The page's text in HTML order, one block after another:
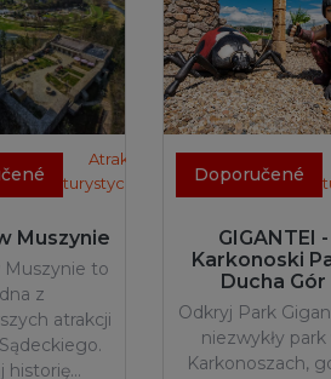
Atrakcje
turystyczne
Muszynie
to
z
atrakcji
historię…
Doporučené
GIGANTEI -
Karkonoski
Ducha Gór
Odkryj Park
niezwykły park
Karkonoszach,